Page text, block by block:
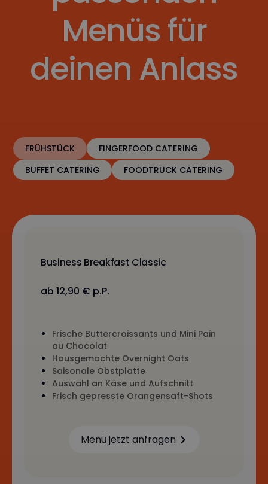
Menüs für
deinen Anlass
FRÜHSTÜCK
FINGERFOOD CATERING
BUFFET CATERING
FOODTRUCK CATERING
Business Breakfast Classic
ab 12,90 € p.P.
Frische Buttercroissants und Mini Pain
au Chocolat
Hausgemachte Overnight Oats
Saisonale Obstplatte
Auswahl an Käse und Aufschnitt
Frisch gepresste Orangensaft-Shots
Menü jetzt anfragen